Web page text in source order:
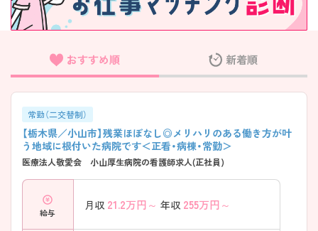
フリーワード検索
おすすめ順 新着順
常勤（二交替制）
【栃木県／小山市】残業ほぼなし◎メリハリのある働き方が叶
う地域に根付いた病院です＜正看・病棟・常勤＞
医療法人敬愛会 小山厚生病院の看護師求人(正社員)
給与
月収 21.2万円～ 年収 255万円～